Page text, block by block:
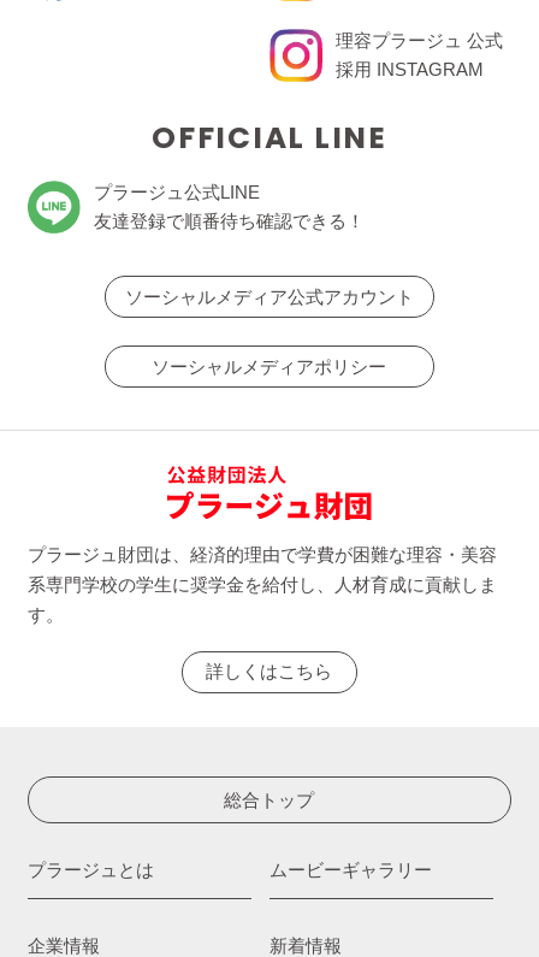
理容プラージュ 公式
採用 INSTAGRAM
OFFICIAL LINE
プラージュ公式LINE
友達登録で順番待ち確認できる！
ソーシャルメディア公式アカウント
ソーシャルメディアポリシー
プラージュ財団は、経済的理由で学費が困難な理容・美容
系専門学校の学生に奨学金を給付し、人材育成に貢献しま
す。
詳しくはこちら
総合トップ
プラージュとは
企業情報
ムービーギャラリー
新着情報